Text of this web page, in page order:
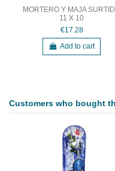
MORTERO Y MAJA
11 X 10
€17.28
Add to cart
Customers who bought